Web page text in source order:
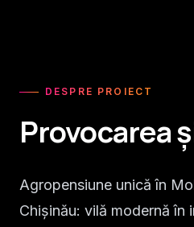
DESPRE PROIECT
Provocarea
Agropensiune unică în
Chișinău: vilă modernă în